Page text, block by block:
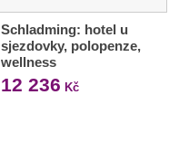
Schladming: hotel u
sjezdovky, polopenze,
wellness
12 236 Kč